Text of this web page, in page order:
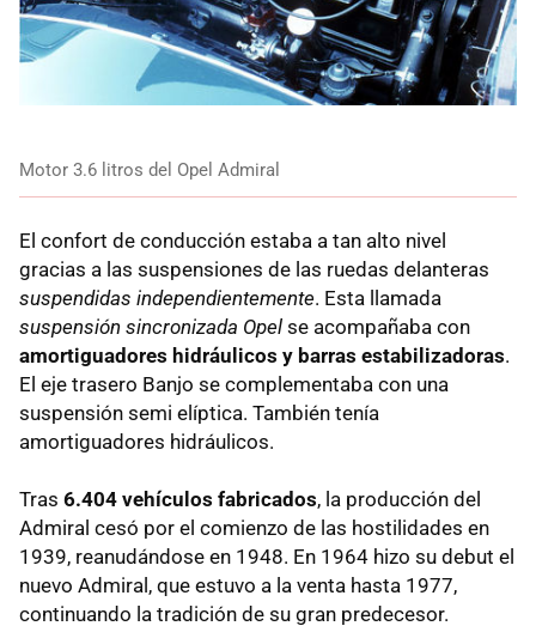
Motor 3.6 litros del Opel Admiral
El confort de conducción estaba a tan alto nivel
gracias a las suspensiones de las ruedas delanteras
suspendidas independientemente. Esta llamada
suspensión sincronizada Opel se acompañaba con
amortiguadores hidráulicos y barras estabilizadoras.
El eje trasero Banjo se complementaba con una
suspensión semi elíptica. También tenía
amortiguadores hidráulicos.
Tras 6.404 vehículos fabricados, la producción del
Admiral cesó por el comienzo de las hostilidades en
1939, reanudándose en 1948. En 1964 hizo su debut el
nuevo Admiral, que estuvo a la venta hasta 1977,
continuando la tradición de su gran predecesor.